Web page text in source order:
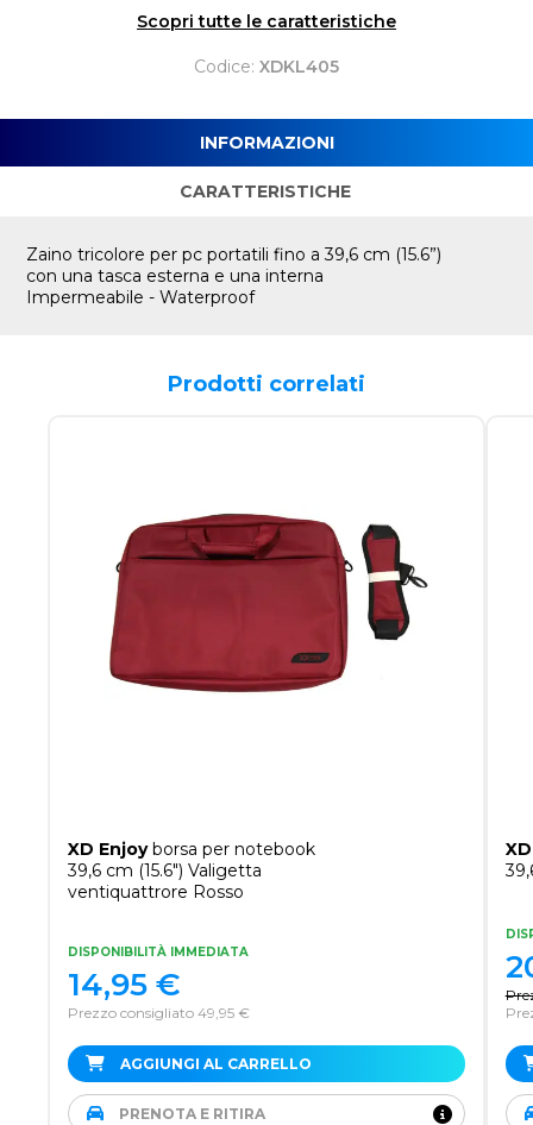
Scopri tutte le caratteristiche
Codice: XDKL405
INFORMAZIONI
CARATTERISTICHE
Zaino tricolore per pc portatili fino a 39,6 cm (15.6”)
con una tasca esterna e una interna
Impermeabile - Waterproof
Prodotti correlati
XD Enjoyborsa per notebook
39,6 cm (15.6") Valigetta
ventiquattrore Rosso
DISPONIBILITÀ IMMEDIATA
Prezzo consigliato 49,95 €
14,95 €
AGGIUNGI AL CARRELLO
PRENOTA E RITIRA